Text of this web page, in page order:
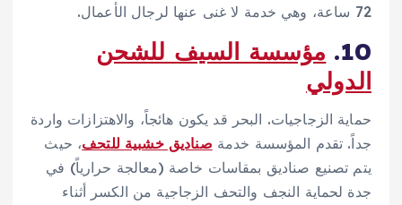
72 ساعة، وهي خدمة لا غنى عنها لرجال الأعمال.
10. مؤسسة السيف للشحن
الدولي
حماية الزجاجيات. البحر قد يكون هائجاً، والاهتزازات واردة
جداً. تقدم المؤسسة خدمة صناديق خشبية للتحف، حيث
يتم تصنيع صناديق بمقاسات خاصة (معالجة حرارياً) في
جدة لحماية النجف والتحف الزجاجية من الكسر أثناء